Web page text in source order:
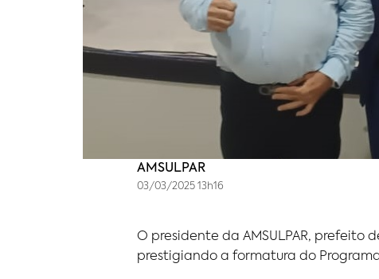
AMSULPAR
03/03/2025 13h16
O presidente da AMSULPAR,
prestigiando a formatura do